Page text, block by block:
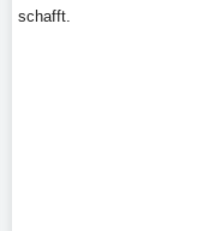
schafft.